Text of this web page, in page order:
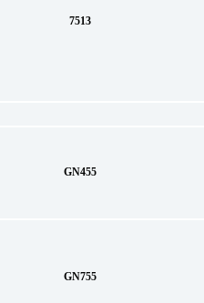
7513
GN455
GN755